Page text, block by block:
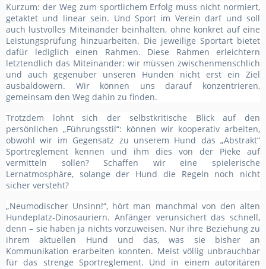
Kurzum: der Weg zum sportlichem Erfolg muss nicht normiert,
getaktet und linear sein. Und Sport im Verein darf und soll
auch lustvolles Miteinander beinhalten, ohne konkret auf eine
Leistungsprüfung hinzuarbeiten. Die jeweilige Sportart bietet
dafür lediglich einen Rahmen. Diese Rahmen erleichtern
letztendlich das Miteinander: wir müssen zwischenmenschlich
und auch gegenüber unseren Hunden nicht erst ein Ziel
ausbaldowern. Wir können uns darauf konzentrieren,
gemeinsam den Weg dahin zu finden.
Trotzdem lohnt sich der selbstkritische Blick auf den
persönlichen „Führungsstil“: können wir kooperativ arbeiten,
obwohl wir im Gegensatz zu unserem Hund das „Abstrakt“
Sportreglement kennen und ihm dies von der Pieke auf
vermitteln sollen? Schaffen wir eine spielerische
Lernatmosphäre, solange der Hund die Regeln noch nicht
sicher versteht?
„Neumodischer Unsinn!“, hört man manchmal von den alten
Hundeplatz-Dinosauriern. Anfänger verunsichert das schnell,
denn – sie haben ja nichts vorzuweisen. Nur ihre Beziehung zu
ihrem aktuellen Hund und das, was sie bisher an
Kommunikation erarbeiten konnten. Meist völlig unbrauchbar
für das strenge Sportreglement. Und in einem autoritären